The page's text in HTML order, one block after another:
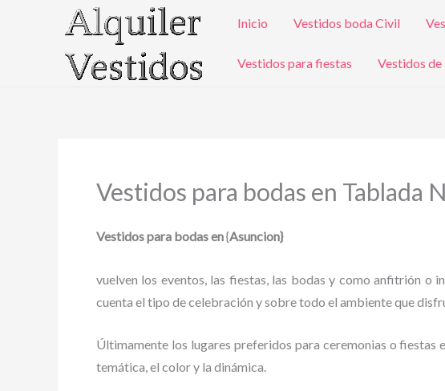
Inicio Vestidos boda Civil
Vestidos para fiestas Vestidos de
Vestidos para bodas en Tablada
Vestidos para bodas en{Asuncion}
vuelven los eventos, las fiestas, las bodas y como anfitrión o
cuenta el tipo de celebración y sobre todo el ambiente que
Últimamente los lugares preferidos para ceremonias o fiestas
temática, el color y la dinámica.